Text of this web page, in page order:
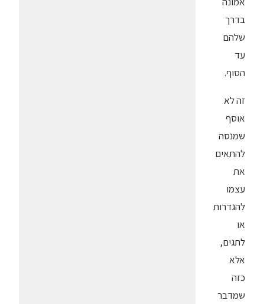
בדרך
שלהם
עד
הסוף.
זה לא
אוסף
שמנסה
להתאים
את
עצמו
להגדרות
או
לתגים,
אלא
כזה
שמדבר